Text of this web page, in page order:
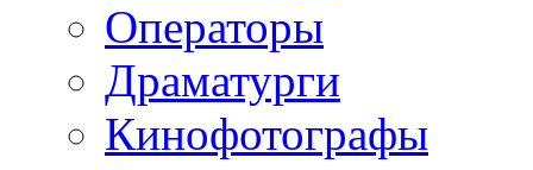
Операторы
Драматурги
Кинофотографы